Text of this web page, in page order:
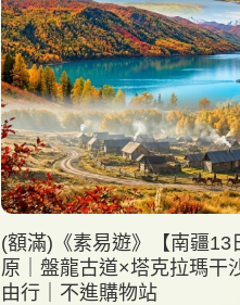
(額滿)《素易遊》【南疆13
原｜盤龍古道×塔克拉瑪干
由行｜不進購物站